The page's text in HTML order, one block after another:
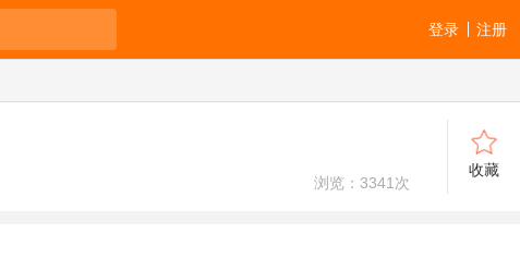
注册
登录
浏览： 3341 次
收藏